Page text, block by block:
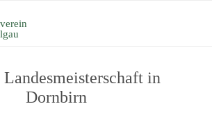
in
Dornbirn